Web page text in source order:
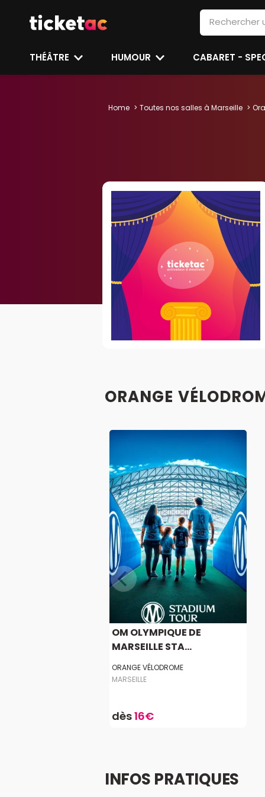
THÉÂTRE HUMOUR CABARET -
Home Toutes nos salles à Marseille
ORANGE
OM OLYMPIQUE DE
MARSEILLE STA...
ORANGE VÉLODROME
MARSEILLE
dès16€
INFOS PRATIQUES